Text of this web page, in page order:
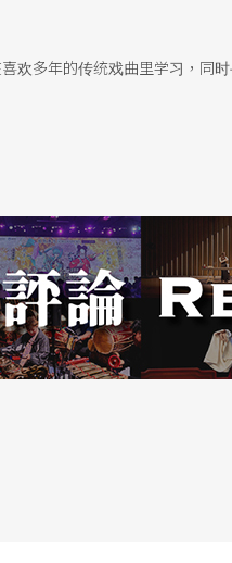
欢多年的传统戏曲里学习，同时